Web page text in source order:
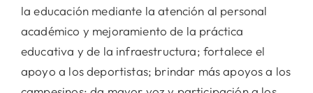
la educación mediante la atención al personal
académico y mejoramiento de la práctica
educativa y de la infraestructura; fortalece el
apoyo a los deportistas; brindar más apoyos a los